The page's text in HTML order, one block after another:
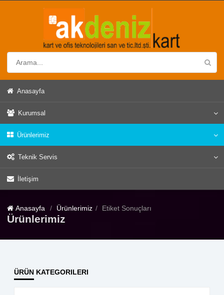
Anasayfa
Kurumsal
Ürünlerimiz
Teknik Servis
İletişim
Anasayfa Ürünlerimiz Etiket Sonuçları
Ürünlerimiz
ÜRÜN KATEGORILERI